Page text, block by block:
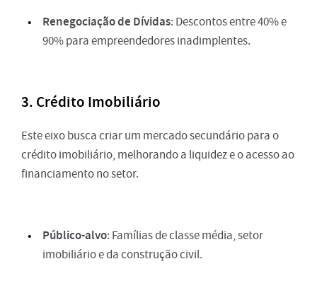
Renegociação de Dívidas: Descontos entre 40% e
90% para empreendedores inadimplentes.
3. Crédito Imobiliário
Este eixo busca criar um mercado secundário para o
crédito imobiliário, melhorando a liquidez e o acesso ao
financiamento no setor.
Público-alvo: Famílias de classe média, setor
imobiliário e da construção civil.